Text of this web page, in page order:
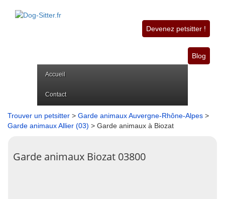
Devenez petsitter !
Blog
Accueil
Contact
Trouver un petsitter > Garde animaux Auvergne-Rhône-Alpes >
Garde animaux Allier (03) > Garde animaux à Biozat
Garde animaux Biozat 03800